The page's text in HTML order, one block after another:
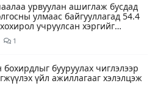
урвуулан ашиглаж бусдад
улмаас байгууллагад 54.4
учруулсан хэргийг
1
бууруулах чиглэлээр
үйл ажиллагааг хэлэлцэж